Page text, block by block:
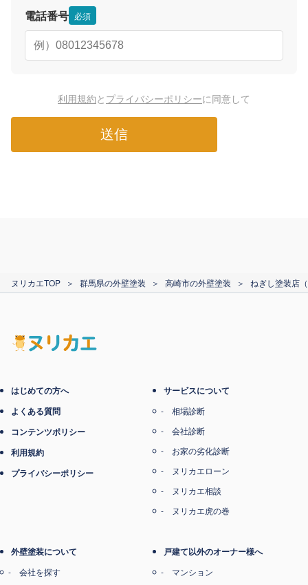
電話番号 必須
利用規約と プライバシーポリシーに同意して
送信
ヌリカエTOP ＞ 群馬県の外壁塗装 ＞ 高崎市の外壁塗装 ＞ ねぎし塗装店
はじめての方へ
よくある質問
コンテンツポリシー
利用規約
プライバシーポリシー
サービスについて
相場診断
会社診断
お家の劣化診断
ヌリカエローン
ヌリカエ相談
ヌリカエ虎の巻
外壁塗装について
会社を探す
戸建て以外のオーナー様へ
マンション